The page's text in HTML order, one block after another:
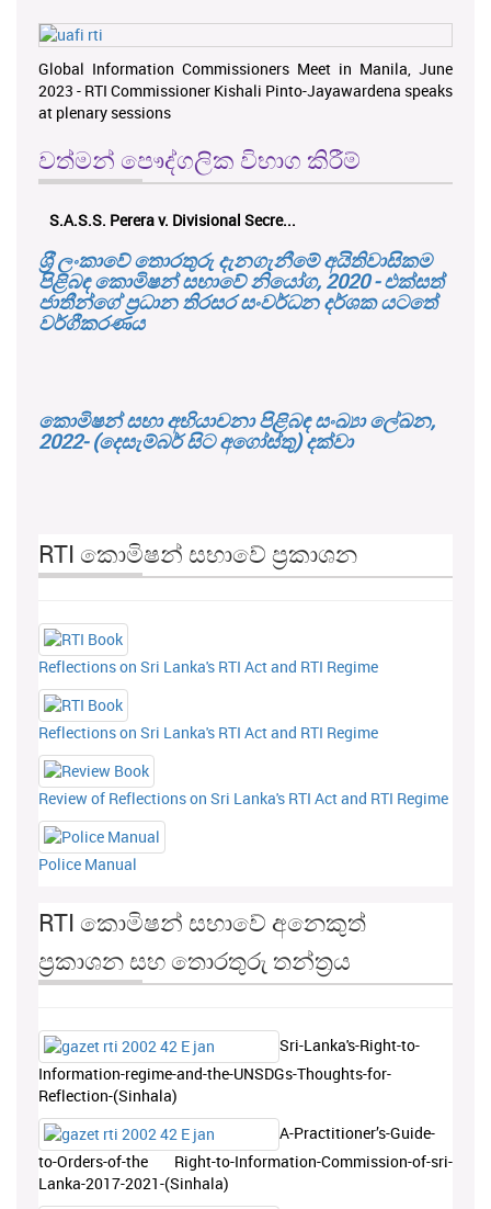
Global Information Commissioners Meet in Manila, June
2023 - RTI Commissioner Kishali Pinto-Jayawardena speaks
at plenary sessions
වත්මන් පෞද්ගලික විභාග කිරීම්
S.A.S.S. Perera v. Divisional Secre...
ශ‍්‍රී ලංකාවේ තොරතුරු දැනගැනීමේ අයිතිවාසිකම
පිළිබඳ කොමිෂන් සභාවේ නියෝග, 2020 - එක්සත්
ජාතීන්ගේ ප්‍රධාන තිරසර සංවර්ධන දර්ශක යටතේ
වර්ගීකරණය
කොමිෂන් සභා අභියාචනා පිළිබඳ සංඛ්‍යා ලේඛන,
2022- (දෙසැම්බර් සිට අගෝස්තු) දක්වා
RTI කොමිෂන් සභාවේ ප්‍රකාශන
Reflections on Sri Lanka's RTI Act and RTI Regime
Reflections on Sri Lanka's RTI Act and RTI Regime
Review of Reflections on Sri Lanka's RTI Act and RTI Regime
Police Manual
RTI කොමිෂන් සභාවේ අනෙකුත්
ප්‍රකාශන සහ තොරතුරු තන්ත්‍රය
Sri-Lanka's-Right-to-
Information-regime-and-the-UNSDGs-Thoughts-for-
Reflection-(Sinhala)
A-Practitioner’s-Guide-
to-Orders-of-the Right-to-Information-Commission-of-sri-
Lanka-2017-2021-(Sinhala)